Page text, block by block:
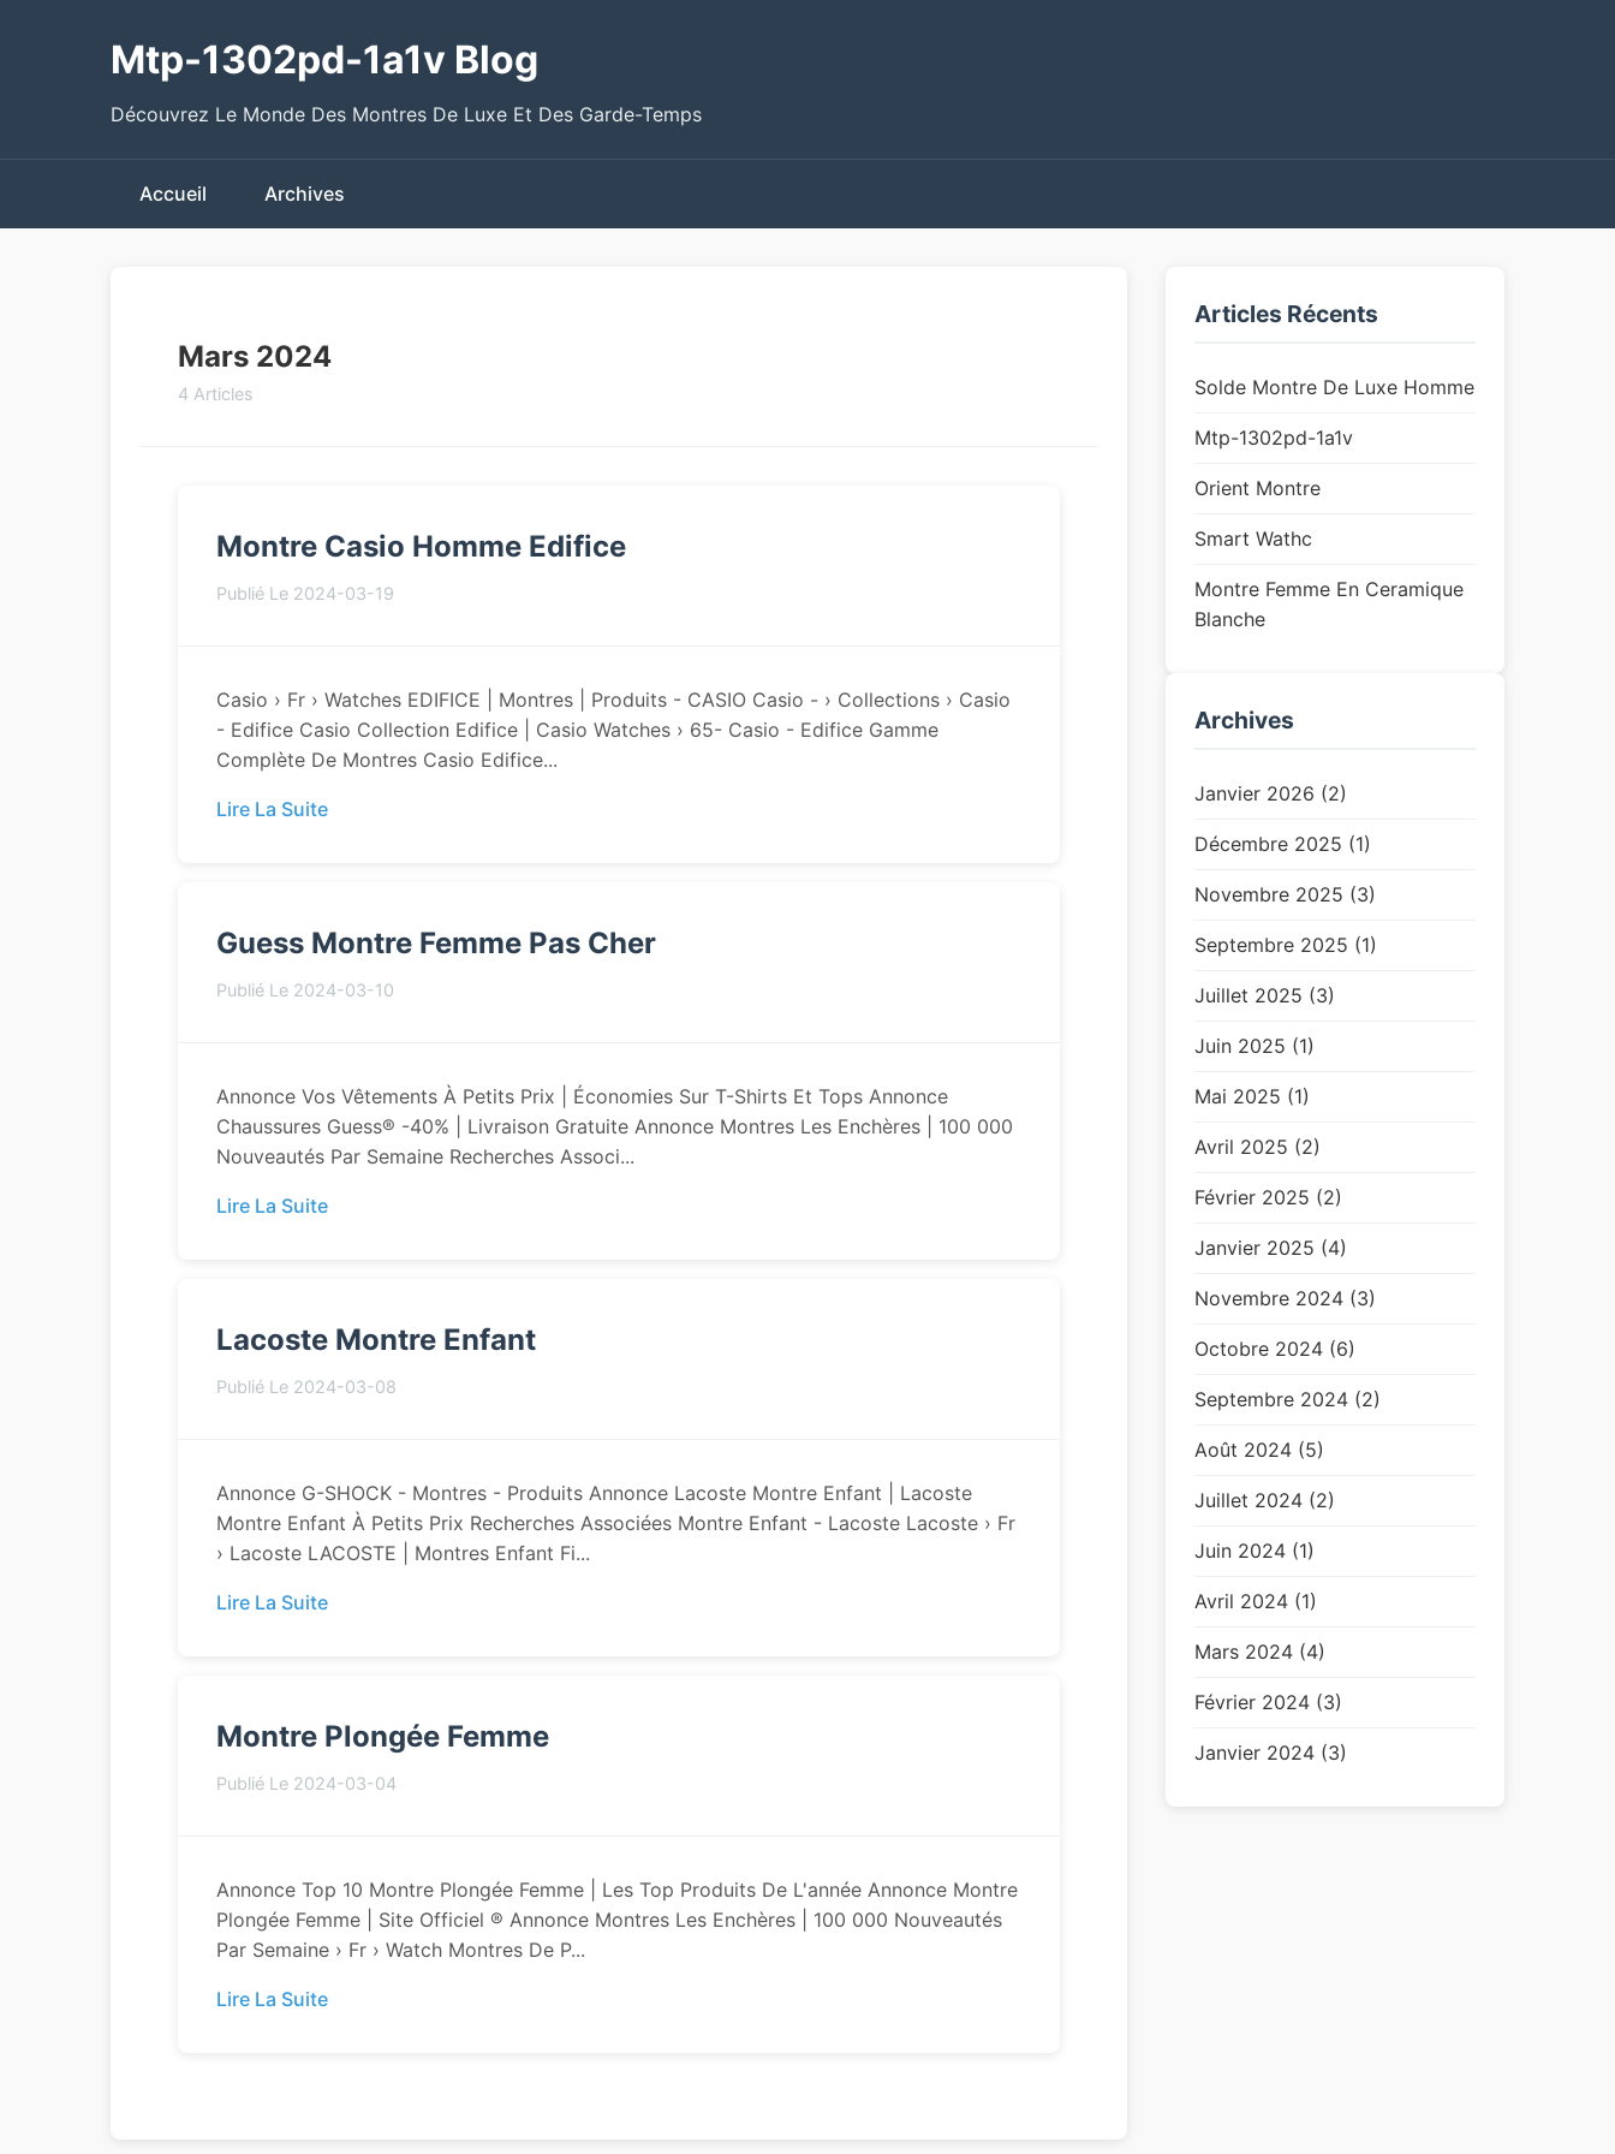
Mtp-1302pd-1a1v Blog
Découvrez Le Monde Des Montres De Luxe Et Des Garde-Temps
Accueil Archives
Mars 2024
4 Articles
Montre Casio Homme Edifice
Publié Le 2024-03-19
Casio › Fr › Watches EDIFICE | Montres | Produits - CASIO Casio - › Collections › Casio
- Edifice Casio Collection Edifice | Casio Watches › 65- Casio - Edifice Gamme
Complète De Montres Casio Edifice...
Lire La Suite
Guess Montre Femme Pas Cher
Publié Le 2024-03-10
Annonce Vos Vêtements À Petits Prix | Économies Sur T-Shirts Et Tops Annonce
Chaussures Guess® -40% | Livraison Gratuite Annonce Montres Les Enchères | 100 000
Nouveautés Par Semaine Recherches Associ...
Lire La Suite
Lacoste Montre Enfant
Publié Le 2024-03-08
Annonce G-SHOCK - Montres - Produits Annonce Lacoste Montre Enfant | Lacoste
Montre Enfant À Petits Prix Recherches Associées Montre Enfant - Lacoste Lacoste › Fr
› Lacoste LACOSTE | Montres Enfant Fi...
Lire La Suite
Montre Plongée Femme
Publié Le 2024-03-04
Annonce Top 10 Montre Plongée Femme | Les Top Produits De L'année Annonce Montre
Plongée Femme | Site Officiel ® Annonce Montres Les Enchères | 100 000 Nouveautés
Par Semaine › Fr › Watch Montres De P...
Lire La Suite
Articles Récents
Solde Montre De Luxe Homme
Mtp-1302pd-1a1v
Orient Montre
Smart Wathc
Montre Femme En Ceramique
Blanche
Archives
Janvier 2026 (2)
Décembre 2025 (1)
Novembre 2025 (3)
Septembre 2025 (1)
Juillet 2025 (3)
Juin 2025 (1)
Mai 2025 (1)
Avril 2025 (2)
Février 2025 (2)
Janvier 2025 (4)
Novembre 2024 (3)
Octobre 2024 (6)
Septembre 2024 (2)
Août 2024 (5)
Juillet 2024 (2)
Juin 2024 (1)
Avril 2024 (1)
Mars 2024 (4)
Février 2024 (3)
Janvier 2024 (3)